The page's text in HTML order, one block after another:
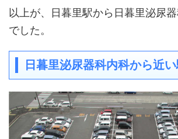
以上が、日暮里駅から日暮里泌尿
でした。
日暮里泌尿器科内科から近